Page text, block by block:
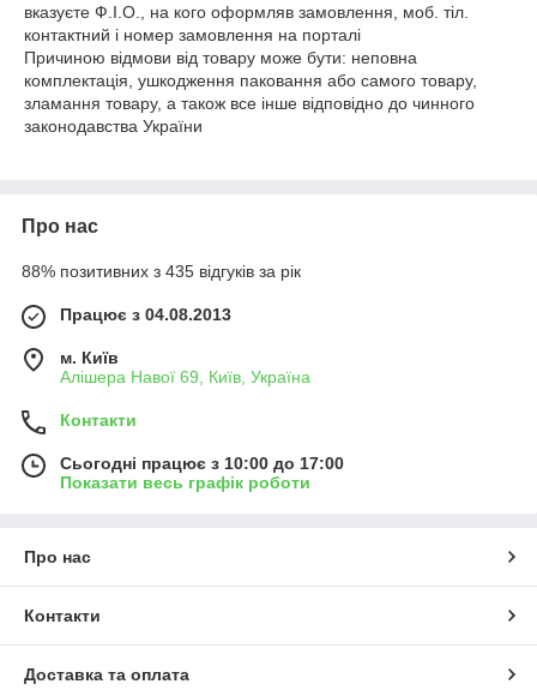
вказуєте Ф.І.О., на кого оформляв замовлення, моб. тіл.
контактний і номер замовлення на порталі
Причиною відмови від товару може бути: неповна
комплектація, ушкодження паковання або самого товару,
зламання товару, а також все інше відповідно до чинного
законодавства України
Про нас
88% позитивних з 435 відгуків за рік
Працює з 04.08.2013
м. Київ
Алішера Навої 69, Київ, Україна
Контакти
Сьогодні працює з 10:00 до 17:00
Показати весь графік роботи
Про нас
Контакти
Доставка та оплата